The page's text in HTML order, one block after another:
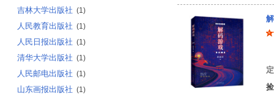
吉林大学出版社 (1)
人民教育出版社 (1)
人民日报出版社 (1)
清华大学出版社 (1)
人民邮电出版社 (1)
山东画报出版社 (1)